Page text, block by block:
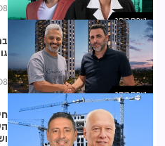
נצפות ביותר
נצפות ביותר